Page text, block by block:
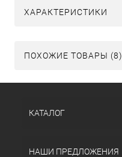
ХАРАКТЕРИСТИКИ
ПОХОЖИЕ ТОВАРЫ (8)
КАТАЛОГ
НАШИ ПРЕДЛОЖЕНИЯ